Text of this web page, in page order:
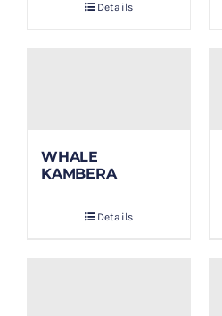
Details
WHALE
KAMBERA
Details